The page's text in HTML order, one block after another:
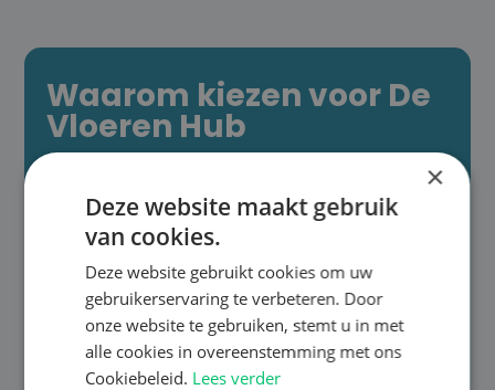
Waarom kiezen voor De
Vloeren Hub
×
Deze website maakt gebruik
van cookies.
Deze website gebruikt cookies om uw
gebruikerservaring te verbeteren. Door
onze website te gebruiken, stemt u in met
alle cookies in overeenstemming met ons
Cookiebeleid. Lees verder